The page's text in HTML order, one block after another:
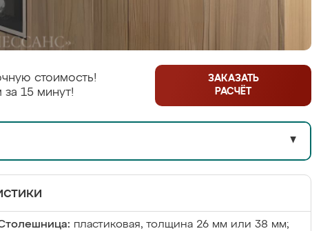
стоимость!
15 минут!
ЗАКАЗАТЬ
РАСЧЁТ
▼
пластиковая, толщина 26 мм или 38 мм;